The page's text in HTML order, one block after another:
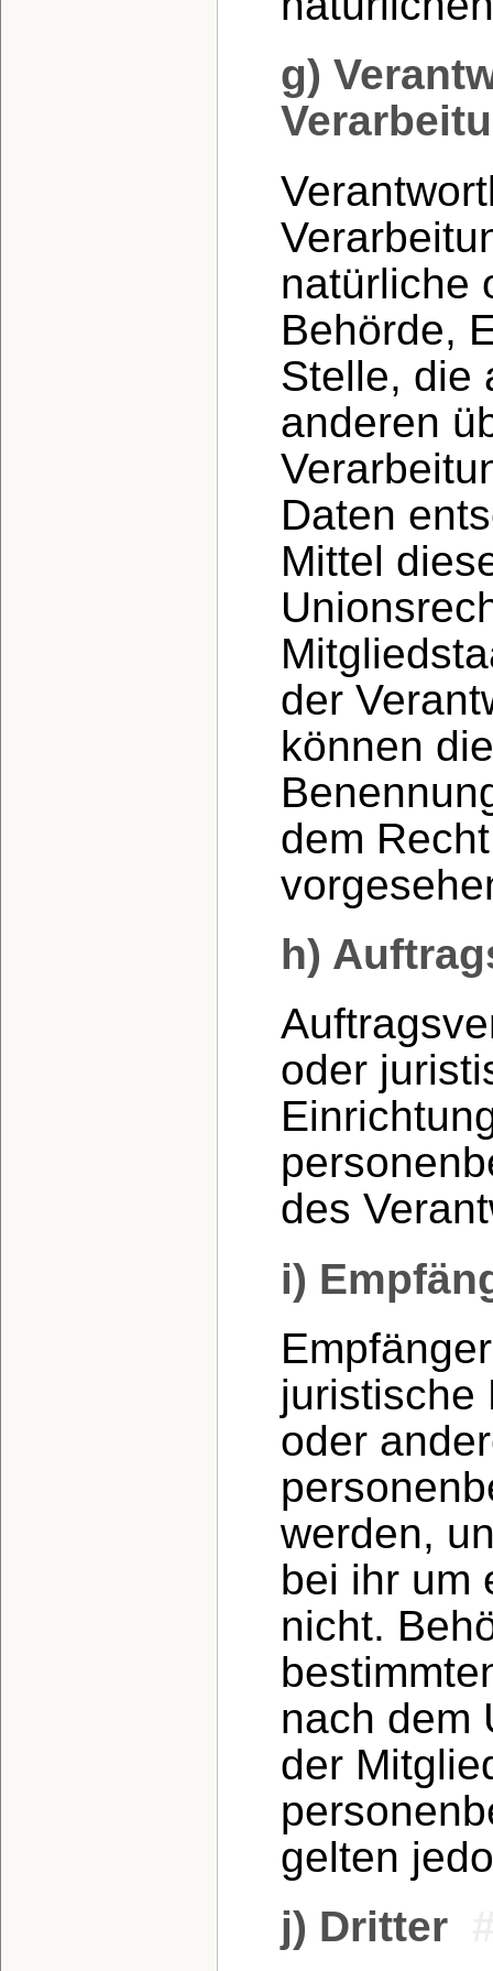
g)
natürliche
Behörde,
Stelle, die
anderen
Daten
Mittel
der
können
dem
h)
oder
des
i)
juristische
oder
werden,
bei ihr um
nicht.
nach dem
der
gelten
j) Dritter